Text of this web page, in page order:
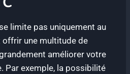
limite pas uniquement au
une multitude de
améliorer votre
Par exemple, la possibilité